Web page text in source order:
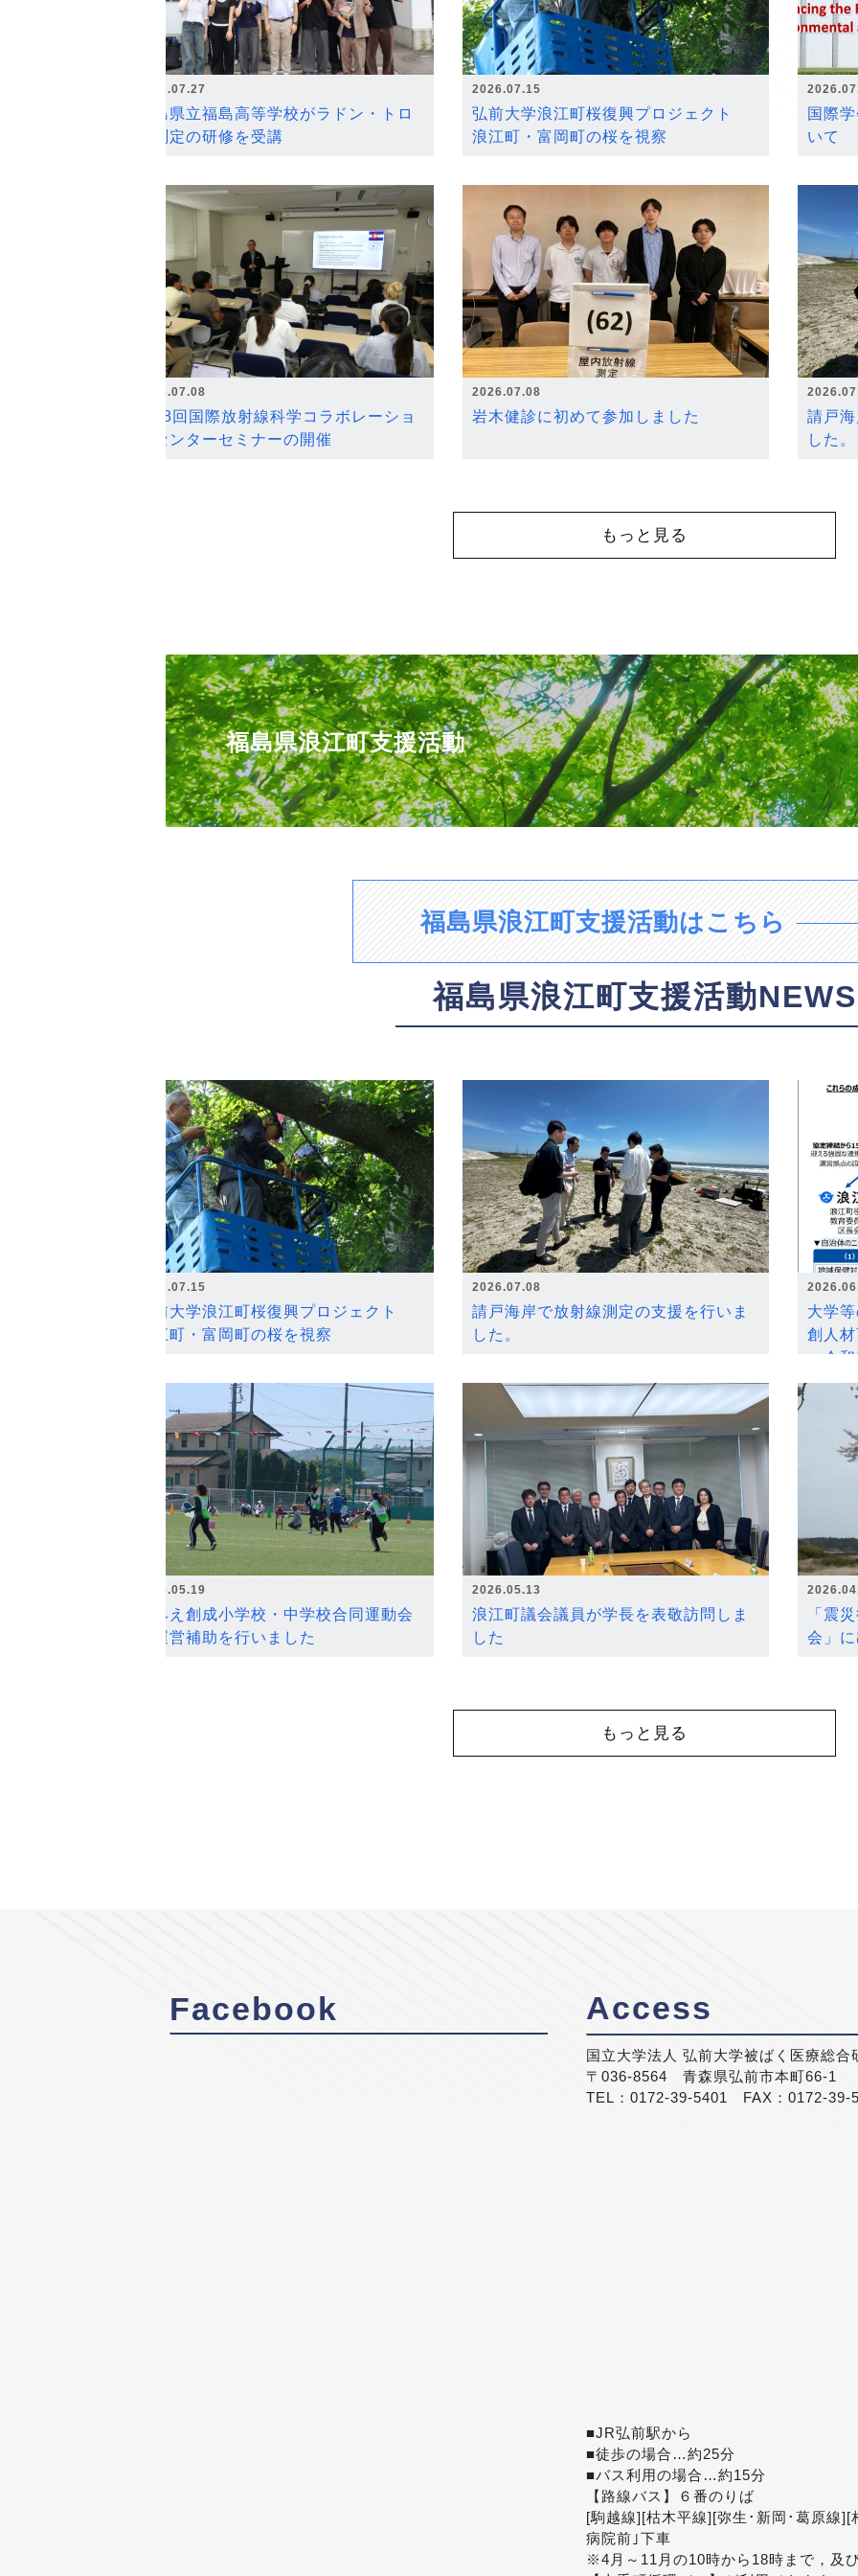
2026.07.27
福島県立福島高等学校がラドン・トロ
ン測定の研修を受講
2026.07.15
弘前大学浪江町桜復興プロジェクト
浪江町・富岡町の桜を視察
国際
いて
2026.07.08
第18回国際放射線科学コラボレーショ
ンセンターセミナーの開催
2026.07.08
岩木健診に初めて参加しました
請戸
した。
もっと見る
福島県浪江町支援活動
福島県浪江町支援活動はこちら
福島県浪江町支援活動NEWS
2026.07.15
弘前大学浪江町桜復興プロジェクト
浪江町・富岡町の桜を視察
2026.07.08
請戸海岸で放射線測定の支援を行いま
した。
大学
創人
～令
2026.05.19
なみえ創成小学校・中学校合同運動会
の運営補助を行いました
2026.05.13
浪江町議会議員が学長を表敬訪問しま
した
「震
会」
もっと見る
Facebook Access
国立大学法人 弘前大学被ばく医療総合
〒036-8564 青森県弘前市本町66-1
TEL：0172-39-5401 FAX：0172-39-
■JR弘前駅から
■徒歩の場合…約25分
■バス利用の場合…約15分
【路線バス】６番のりば
[駒越線][枯木平線][弥生･新岡･葛原線
病院前｣下車
※4月～11月の10時から18時まで，及